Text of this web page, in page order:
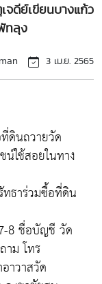
จดีย์เขียนบางแก้ว
ทลุง
3 เม.ย. 2565
ดินถวายวัด
น์ใช้สอยในทาง
ธาร่วมซื้อที่ดิน
8 ชื่อบัญชี วัด
าม โทร
าวาสวัด